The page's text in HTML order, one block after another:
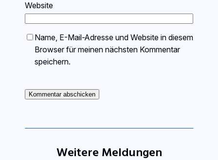
Website
Name, E-Mail-Adresse und Website in diesem
Browser für meinen nächsten Kommentar
speichern.
Weitere Meldungen